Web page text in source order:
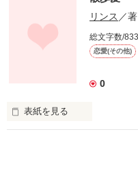
リンス ／著
総文字数/833
恋愛(その他)
0
表紙を見る